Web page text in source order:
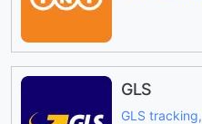
GLS
GLS